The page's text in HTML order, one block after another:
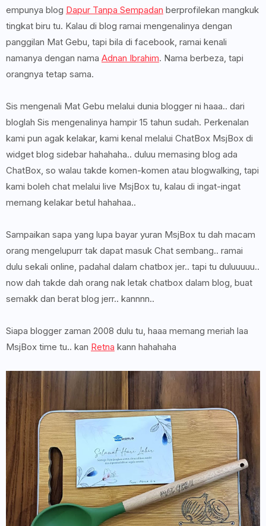
empunya blog Dapur Tanpa Sempadan berprofilekan mangkuk
tingkat biru tu. Kalau di blog ramai mengenalinya dengan
panggilan Mat Gebu, tapi bila di facebook, ramai kenali
namanya dengan nama Adnan Ibrahim. Nama berbeza, tapi
orangnya tetap sama.
Sis mengenali Mat Gebu melalui dunia blogger ni haaa.. dari
bloglah Sis mengenalinya hampir 15 tahun sudah. Perkenalan
kami pun agak kelakar, kami kenal melalui ChatBox MsjBox di
widget blog sidebar hahahaha.. duluu memasing blog ada
ChatBox, so walau takde komen-komen atau blogwalking, tapi
kami boleh chat melalui live MsjBox tu, kalau di ingat-ingat
memang kelakar betul hahahaa..
Sampaikan sapa yang lupa bayar yuran MsjBox tu dah macam
orang mengelupurr tak dapat masuk Chat sembang.. ramai
dulu sekali online, padahal dalam chatbox jer.. tapi tu duluuuuu..
now dah takde dah orang nak letak chatbox dalam blog, buat
semakk dan berat blog jerr.. kannnn..
Siapa blogger zaman 2008 dulu tu, haaa memang meriah laa
MsjBox time tu.. kan Retna kann hahahaha